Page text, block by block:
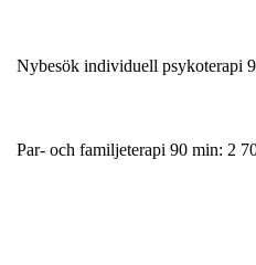
Nybesök individuell psykoterapi
Par- och familjeterapi 90 min: 2